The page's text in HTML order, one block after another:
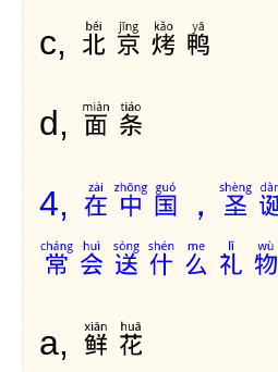
c, 北京烤鸭
d, 面条
4, 在中国，圣
常会送什么礼
a, 鲜花